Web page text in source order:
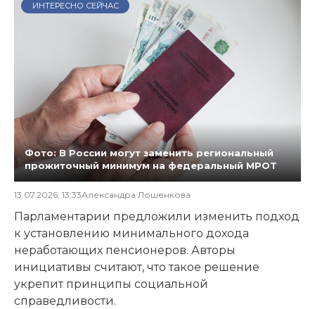
ИНТЕРЕСНО СЕЙЧАС
Фото: В России могут заменить региональный
прожиточный минимум на федеральный МРОТ
13.07.2026, 13:33Александра Лошенкова
Парламентарии предложили изменить подход
к установлению минимального дохода
неработающих пенсионеров. Авторы
инициативы считают, что такое решение
укрепит принципы социальной
справедливости.